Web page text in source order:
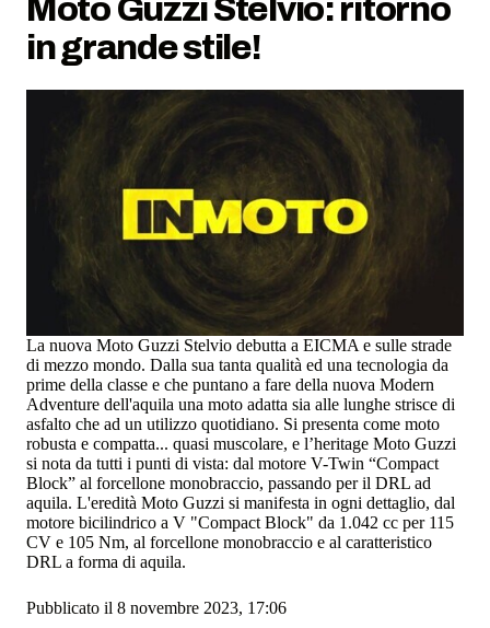
Moto Guzzi Stelvio: ritorno
in grande stile!
La nuova Moto Guzzi Stelvio debutta a EICMA e sulle strade
di mezzo mondo. Dalla sua tanta qualità ed una tecnologia da
prime della classe e che puntano a fare della nuova Modern
Adventure dell'aquila una moto adatta sia alle lunghe strisce di
asfalto che ad un utilizzo quotidiano. Si presenta come moto
robusta e compatta... quasi muscolare, e l’heritage Moto Guzzi
si nota da tutti i punti di vista: dal motore V-Twin “Compact
Block” al forcellone monobraccio, passando per il DRL ad
aquila. L'eredità Moto Guzzi si manifesta in ogni dettaglio, dal
motore bicilindrico a V "Compact Block" da 1.042 cc per 115
CV e 105 Nm, al forcellone monobraccio e al caratteristico
DRL a forma di aquila.
Pubblicato il 8 novembre 2023, 17:06